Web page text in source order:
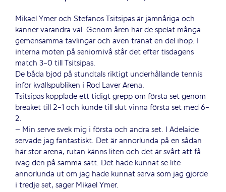
Mikael Ymer och Stefanos Tsitsipas är jämnåriga och
känner varandra väl. Genom åren har de spelat många
gemensamma tävlingar och även tränat en del ihop. I
interna möten på seniornivå står det efter tisdagens
match 3-0 till Tsitsipas.
De båda bjöd på stundtals riktigt underhållande tennis
inför kvällspubliken i Rod Laver Arena.
Tsitsipas kopplade ett tidigt grepp om första set genom
breaket till 2-1 och kunde till slut vinna första set med 6-
2.
– Min serve svek mig i första och andra set. I Adelaide
servade jag fantastiskt. Det är annorlunda på en sådan
här stor arena, rutan känns liten och det är svårt att få
iväg den på samma sätt. Det hade kunnat se lite
annorlunda ut om jag hade kunnat serva som jag gjorde
i tredje set, säger Mikael Ymer.